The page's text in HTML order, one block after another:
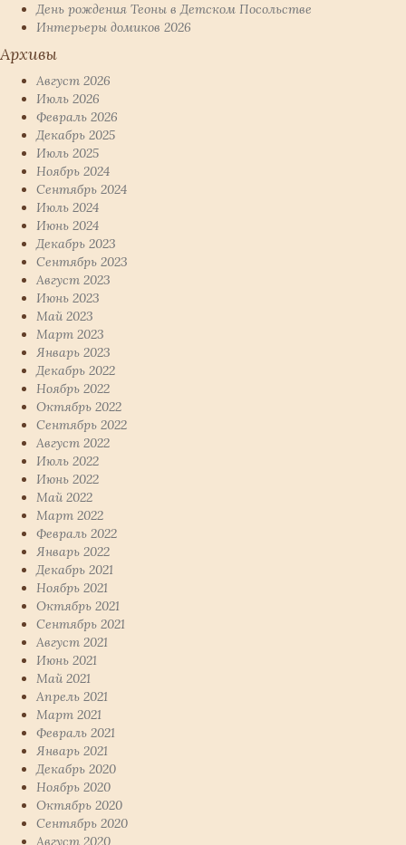
День рождения Теоны в Детском Посольстве
Интерьеры домиков 2026
Архивы
Август 2026
Июль 2026
Февраль 2026
Декабрь 2025
Июль 2025
Ноябрь 2024
Сентябрь 2024
Июль 2024
Июнь 2024
Декабрь 2023
Сентябрь 2023
Август 2023
Июнь 2023
Май 2023
Март 2023
Январь 2023
Декабрь 2022
Ноябрь 2022
Октябрь 2022
Сентябрь 2022
Август 2022
Июль 2022
Июнь 2022
Май 2022
Март 2022
Февраль 2022
Январь 2022
Декабрь 2021
Ноябрь 2021
Октябрь 2021
Сентябрь 2021
Август 2021
Июнь 2021
Май 2021
Апрель 2021
Март 2021
Февраль 2021
Январь 2021
Декабрь 2020
Ноябрь 2020
Октябрь 2020
Сентябрь 2020
Август 2020